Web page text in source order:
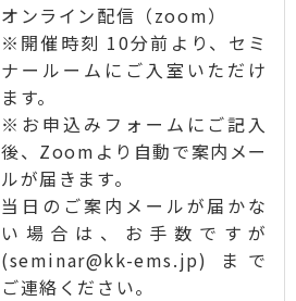
オンライン配信（zoom）
※開催時刻 10分前より、セミ
ナールームにご入室いただけ
ます。
※お申込みフォームにご記入
後、Zoomより自動で案内メー
ルが届きます。
当日のご案内メールが届かな
い場合は、お手数ですが
(seminar@kk-ems.jp) まで
ご連絡ください。